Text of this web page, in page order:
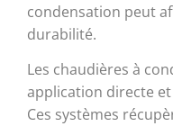
condensation peut
durabilité.
Les chaudières à
application directe
Ces systèmes